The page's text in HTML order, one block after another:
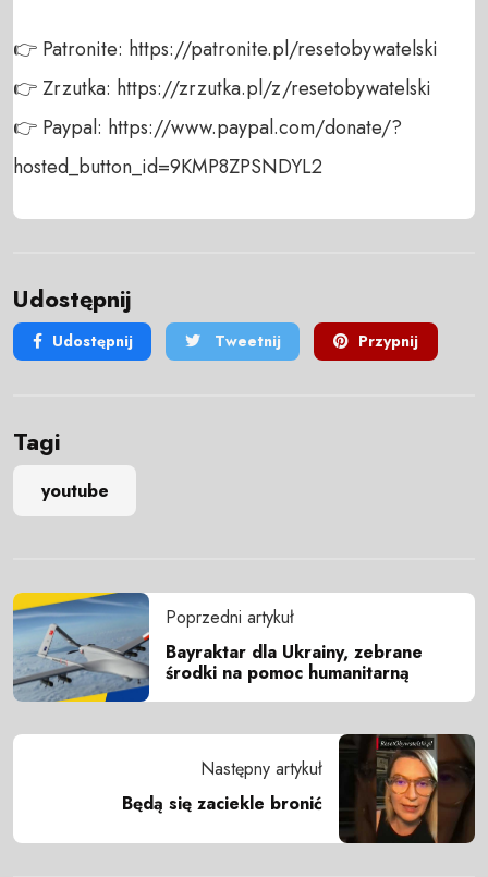
👉 Patronite: https://patronite.pl/resetobywatelski
👉 Zrzutka: https://zrzutka.pl/z/resetobywatelski
👉 Paypal: https://www.paypal.com/donate/?
hosted_button_id=9KMP8ZPSNDYL2
Udostępnij
Udostępnij Tweetnij Przypnij
Tagi
youtube
Poprzedni artykuł
Bayraktar dla Ukrainy, zebrane
środki na pomoc humanitarną
Następny artykuł
Będą się zaciekle bronić